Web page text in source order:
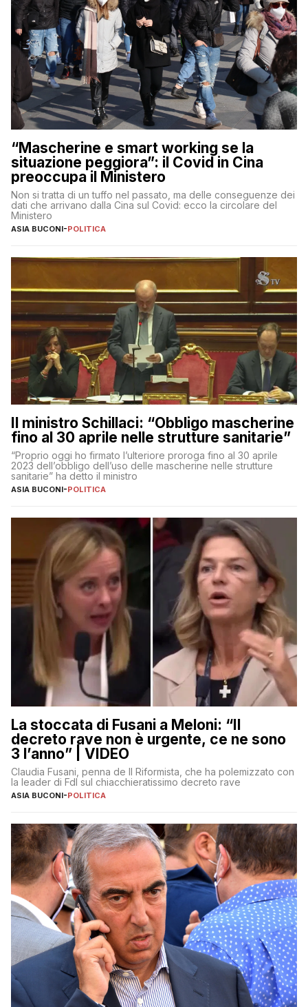
“Mascherine e smart working se la
situazione peggiora”: il Covid in Cina
preoccupa il Ministero
Non si tratta di un tuffo nel passato, ma delle conseguenze dei
dati che arrivano dalla Cina sul Covid: ecco la circolare del
Ministero
ASIA BUCONI-POLITICA
Il ministro Schillaci: “Obbligo mascherine
fino al 30 aprile nelle strutture sanitarie”
“Proprio oggi ho firmato l’ulteriore proroga fino al 30 aprile
2023 dell’obbligo dell’uso delle mascherine nelle strutture
sanitarie” ha detto il ministro
ASIA BUCONI-POLITICA
La stoccata di Fusani a Meloni: “Il
decreto rave non è urgente, ce ne sono
3 l’anno” | VIDEO
Claudia Fusani, penna de Il Riformista, che ha polemizzato con
la leader di FdI sul chiacchieratissimo decreto rave
ASIA BUCONI-POLITICA